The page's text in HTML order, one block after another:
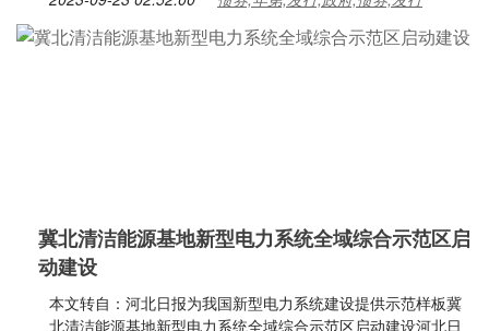
冀北清洁能源基地新型电力系统全域综合示范区启
动建设
本文转自：河北日报为我国新型电力系统建设提供示范样板冀
北清洁能源基地新型电力系统全域综合示范区启动建设河北日